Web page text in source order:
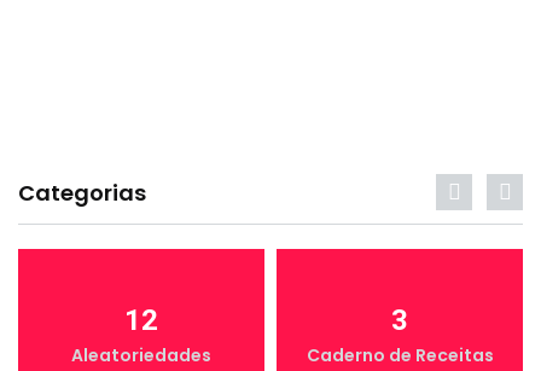
Categorias
12
Aleatoriedades
3
Caderno de Receitas